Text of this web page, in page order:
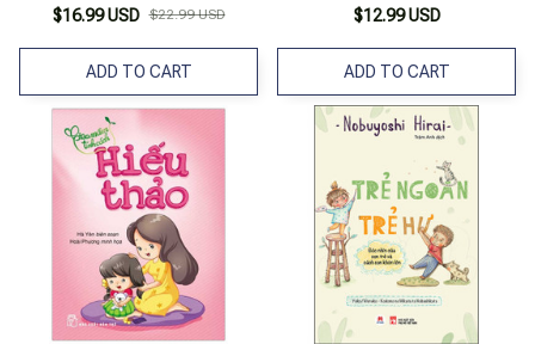
Con Tốt Bụng
$16.99 USD $22.99 USD
ADD TO CART
Con Tốt Bụng
$12.99 USD
ADD TO CART